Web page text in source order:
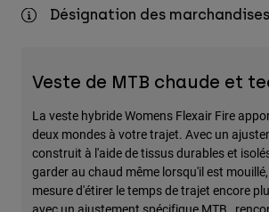
Désignation des marchandises
Veste de MTB chaude et
La veste hybride Womens Flexair Fire
deux mondes à votre trajet. Avec un
construit à l'aide de tissus durables et
garder au chaud même lorsqu'il est
mesure d'étirer le temps de trajet encore